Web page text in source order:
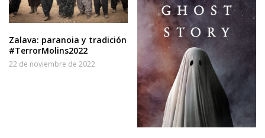
Zalava: paranoia y tradición
#TerrorMolins2022
22 de noviembre de 2022